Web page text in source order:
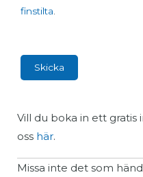
finstilta
Vill du boka in ett gratis
oss här.
Missa inte det som